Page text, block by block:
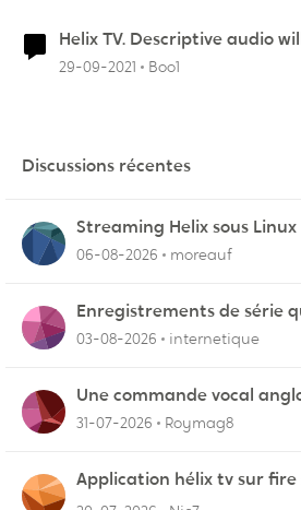
Helix TV. Descriptive
29-09-2021 Boo1
Discussions récentes
Streaming Helix sous Linux
06-08-2026 moreauf
Enregistrements de série
03-08-2026 internetique
Une commande vocal
31-07-2026 Roymag8
Application hélix tv sur fire